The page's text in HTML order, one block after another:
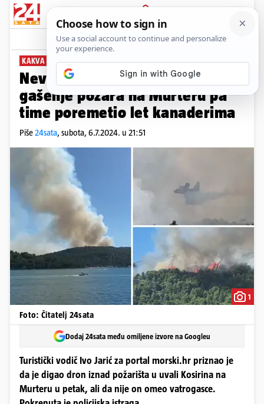
PRIJAVA
News Komentari
KAKVA LOŠA IDEJA
Nevjerojatno! Dronom snimao
gašenje požara na Murteru pa
time poremetio let kanaderima
Piše24sata, subota, 6.7.2024. u 21:51
1
Foto: Čitatelj 24sata
Dodaj 24sata među omiljene izvore na Googleu
Turistički vodič Ivo Jarić za portal morski.hr priznao je
da je digao dron iznad požarišta u uvali Kosirina na
Murteru u petak, ali da nije on omeo vatrogasce.